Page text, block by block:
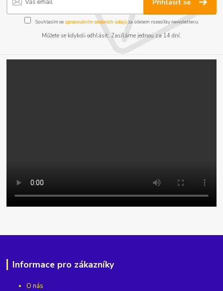
Přihlásit se
Souhlasím se zpracováním osobních údajůza účelem rozesílky newsletteru.
Můžete se kdykoli odhlásit. Zasíláme jednou za 14 dní.
Informace pro zákazníky
O nás